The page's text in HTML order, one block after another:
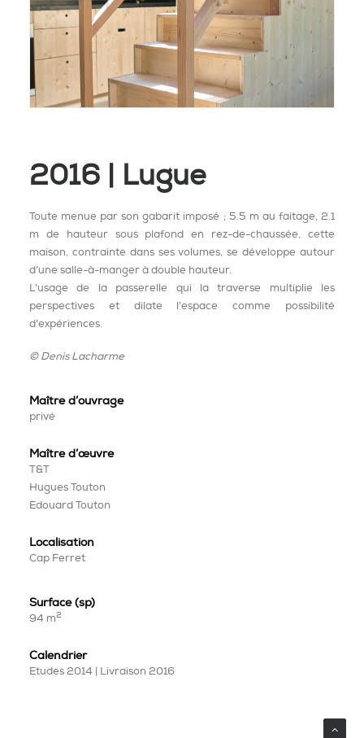
2016 | Lugue
Toute menue par son gabarit imposé ; 5.5 m au faitage, 2.1
m de hauteur sous plafond en rez-de-chaussée, cette
maison, contrainte dans ses volumes, se développe autour
d’une salle-à-manger à double hauteur.
L’usage de la passerelle qui la traverse multiplie les
perspectives et dilate l’espace comme possibilité
d’expériences.
© Denis Lacharme
Maître d’ouvrage
privé
Maîtred’œuvre
T&T
Hugues Touton
Edouard Touton
Localisation
Cap Ferret
Surface (sp)
94 m2
Calendrier
Etudes 2014 | Livraison 2016